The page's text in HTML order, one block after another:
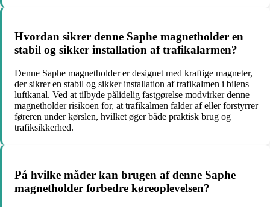
Hvordan sikrer denne Saphe magnetholder en
stabil og sikker installation af trafikalarmen?
Denne Saphe magnetholder er designet med kraftige magneter,
der sikrer en stabil og sikker installation af trafikalmen i bilens
luftkanal. Ved at tilbyde pålidelig fastgørelse modvirker denne
magnetholder risikoen for, at trafikalmen falder af eller forstyrrer
føreren under kørslen, hvilket øger både praktisk brug og
trafiksikkerhed.
På hvilke måder kan brugen af denne Saphe
magnetholder forbedre køreoplevelsen?